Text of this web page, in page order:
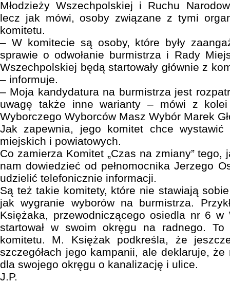
Młodzieży Wszechpolskiej i Ruchu
lecz jak mówi, osoby związane z tymi
komitetu.
– W komitecie są osoby, które były
sprawie o odwołanie burmistrza i Rady
Wszechpolskiej będą startowały głównie z
– informuje.
– Moja kandydatura na burmistrza jest
uwagę także inne warianty – mówi z kolei
Wyborczego Wyborców Masz Wybór Marek
Jak zapewnia, jego komitet chce wystawić
miejskich i powiatowych.
Co zamierza Komitet „Czas na zmiany” tego,
nam dowiedzieć od pełnomocnika Jerzego
udzielić telefonicznie informacji.
Są też takie komitety, które nie stawiają
jak wygranie wyborów na burmistrza.
Księżaka, przewodniczącego osiedla nr 6 w
startował w swoim okręgu na radnego.
komitetu. M. Księżak podkreśla, że
szczegółach jego kampanii, ale deklaruje, że
dla swojego okręgu o kanalizację i ulice.
J.P.